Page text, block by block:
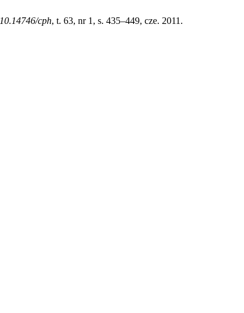
10.14746/cph, t. 63, nr 1, s. 435–449, cze. 2011.